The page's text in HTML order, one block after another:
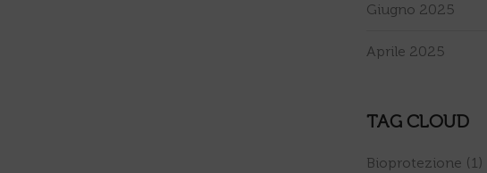
Giugno 2025
Aprile 2025
TAG CLOUD
Bioprotezione (1)